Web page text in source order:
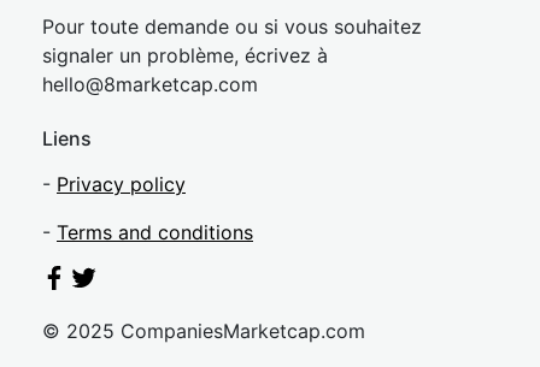
Pour toute demande ou si vous souhaitez
signaler un problème, écrivez à
hello@8marketcap.com
Liens
- Privacy policy
- Terms and conditions
© 2025 CompaniesMarketcap.com